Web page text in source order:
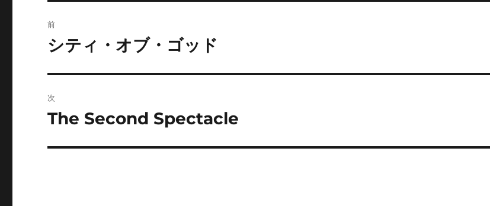
稿
ゲ
前
前
投
稿:
シティ・オブ・ゴッド
次
次
投
The Second Spectacle